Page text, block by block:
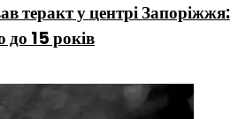
теракт у центрі Запоріжжя:
до 15 років